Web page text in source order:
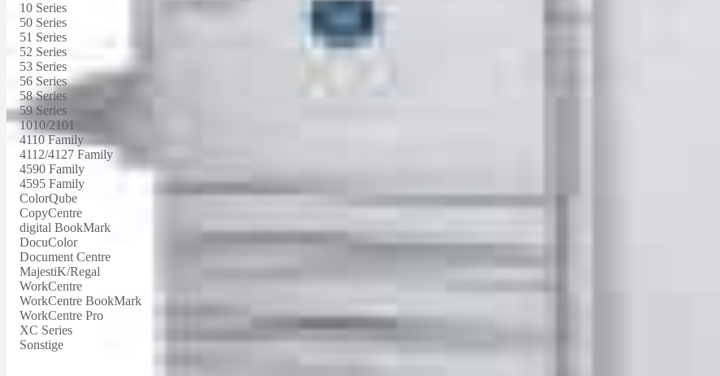
10 Series
50 Series
51 Series
52 Series
53 Series
56 Series
58 Series
59 Series
1010/2101
4110 Family
4112/4127 Family
4590 Family
4595 Family
ColorQube
CopyCentre
digital BookMark
DocuColor
Document Centre
MajestiK/Regal
WorkCentre
WorkCentre BookMark
WorkCentre Pro
XC Series
Sonstige